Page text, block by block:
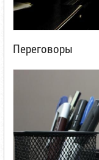
Переговоры